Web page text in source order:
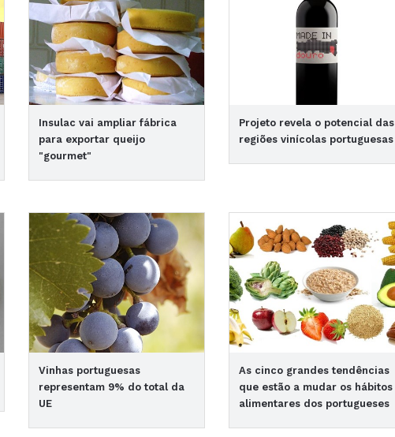
Insulac vai ampliar fábrica
para exportar queijo
"gourmet"
Projeto revela o potencial das
regiões vinícolas portuguesas
Vinhas portuguesas
representam 9% do total da
UE
As cinco grandes tendências
que estão a mudar os hábitos
alimentares dos portugueses